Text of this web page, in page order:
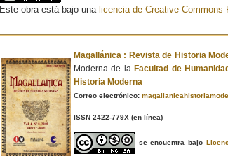
Este obra está bajo una licencia de Creative Commons
Magallánica : Revista de Historia
Moderna de la Facultad de
Historia Moderna
Correo electrónico:
ISSN 2422-779X (en línea)
se encuentra bajo